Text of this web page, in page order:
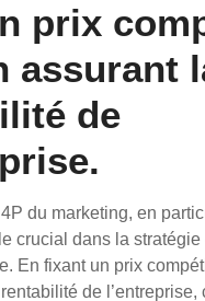
prix
assurant
de
du marketing, en
crucial dans la
En fixant un prix
de l’entreprise,